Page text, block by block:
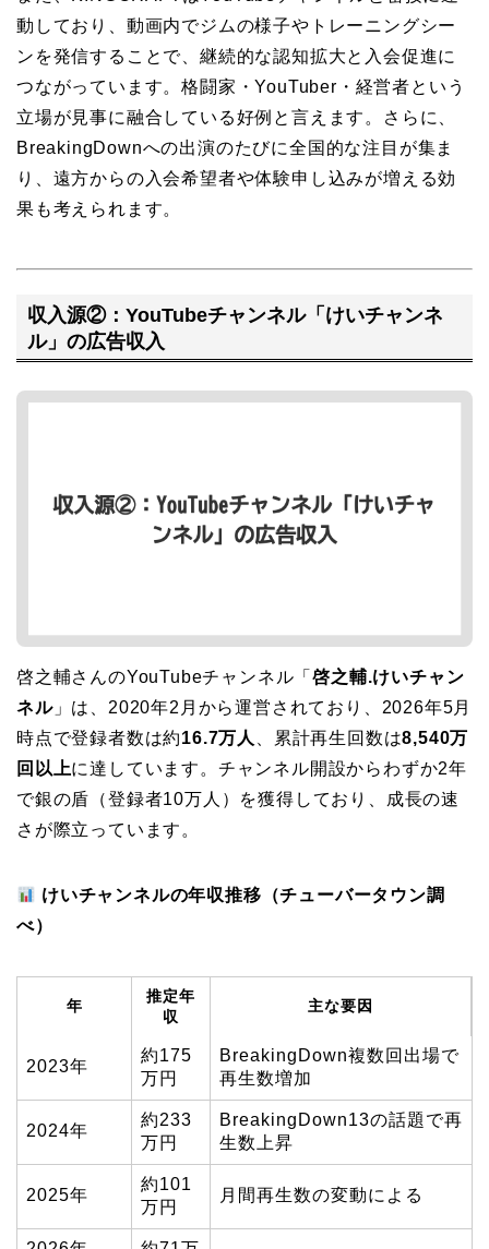
動しており、動画内でジムの様子やトレーニングシー
ンを発信することで、継続的な認知拡大と入会促進に
つながっています。格闘家・YouTuber・経営者という
立場が見事に融合している好例と言えます。さらに、
BreakingDownへの出演のたびに全国的な注目が集ま
り、遠方からの入会希望者や体験申し込みが増える効
果も考えられます。
収入源②：YouTubeチャンネル「けいチャンネ
ル」の広告収入
啓之輔さんのYouTubeチャンネル「啓之輔.けいチャン
ネル」は、2020年2月から運営されており、2026年5月
時点で登録者数は約16.7万人 、累計再生回数は8,540万
回以上に達しています。チャンネル開設からわずか2年
で銀の盾（登録者10万人）を獲得しており、成長の速
さが際立っています。
けいチャンネルの年収推移（チューバータウン調
べ）
年
推定年
収
主な要因
2023年
約175
万円
BreakingDown複数回出場で
再生数増加
2024年
約233
万円
BreakingDown13の話題で再
生数上昇
2025年
約101
万円
月間再生数の変動による